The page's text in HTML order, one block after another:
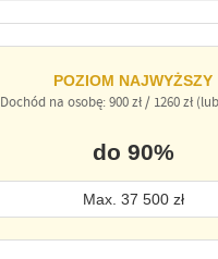
POZIOM NAJWYŻSZY
Dochód na osobę: 900 zł / 1260 zł
do 90%
Max. 37 500 zł